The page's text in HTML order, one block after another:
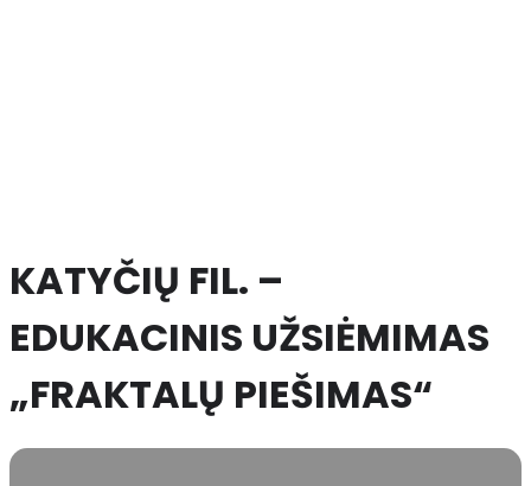
KATYČIŲ FIL. –
EDUKACINIS UŽSIĖMIMAS
„FRAKTALŲ PIEŠIMAS“